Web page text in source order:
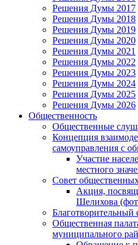
Решения Думы 2017
Решения Думы 2018
Решения Думы 2019
Решения Думы 2020
Решения Думы 2021
Решения Думы 2022
Решения Думы 2023
Решения Думы 2024
Решения Думы 2025
Решения Думы 2026
Общественность
Общественные
Концепция
самоуправления с
Участие
местного
Совет
Акция,
Шелихова
Общественная
муниципального